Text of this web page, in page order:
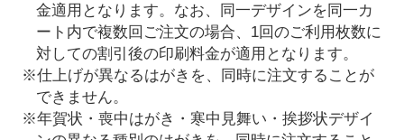
金適用となります。なお、同一デザインを同一カ
ート内で複数回ご注文の場合、1回のご利用枚数に
対しての割引後の印刷料金が適用となります。
※仕上げが異なるはがきを、同時に注文することが
できません。
※年賀状・喪中はがき・寒中見舞い・挨拶状デザイ